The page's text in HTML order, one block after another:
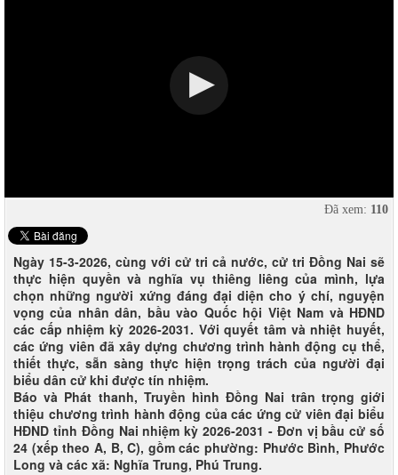
Đã xem: 110
Ngày 15-3-2026, cùng với cử tri cả nước, cử tri Đồng Nai sẽ
thực hiện quyền và nghĩa vụ thiêng liêng của mình, lựa
chọn những người xứng đáng đại diện cho ý chí, nguyện
vọng của nhân dân, bầu vào Quốc hội Việt Nam và HĐND
các cấp nhiệm kỳ 2026-2031. Với quyết tâm và nhiệt huyết,
các ứng viên đã xây dựng chương trình hành động cụ thể,
thiết thực, sẵn sàng thực hiện trọng trách của người đại
biểu dân cử khi được tín nhiệm.
Báo và Phát thanh, Truyền hình Đồng Nai trân trọng giới
thiệu chương trình hành động của các ứng cử viên đại biểu
HĐND tỉnh Đồng Nai nhiệm kỳ 2026-2031 - Đơn vị bầu cử số
24 (xếp theo A, B, C), gồm các phường: Phước Bình, Phước
Long và các xã: Nghĩa Trung, Phú Trung.